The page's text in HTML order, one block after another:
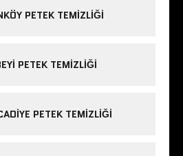
PETEK TEMIZLIĞI
PETEK TEMIZLIĞI
PETEK TEMIZLIĞI